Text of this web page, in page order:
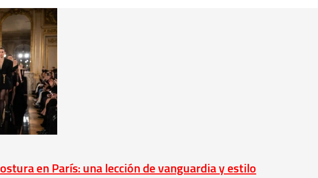
en París: una lección de vanguardia y estilo